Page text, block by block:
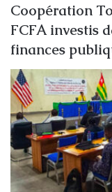
Coopération
FCFA investis
finances